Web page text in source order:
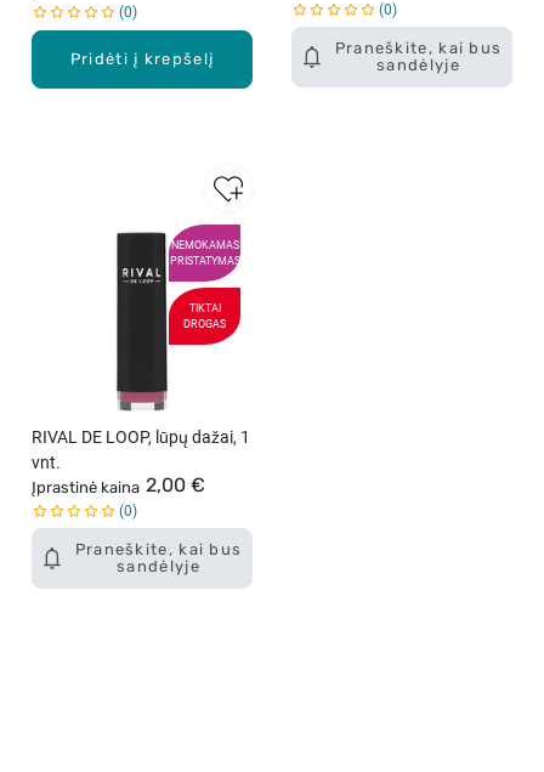
Pridėti į krepšelį
0
Praneškite, kai bus
sandėlyje
0
NEMOKAMAS
PRISTATYMAS
TIKTAI
DROGAS
Praneškite, kai bus
sandėlyje
RIVAL DE LOOP, lūpų dažai, 1
vnt.
Įprastinė kaina 2,00 €
0